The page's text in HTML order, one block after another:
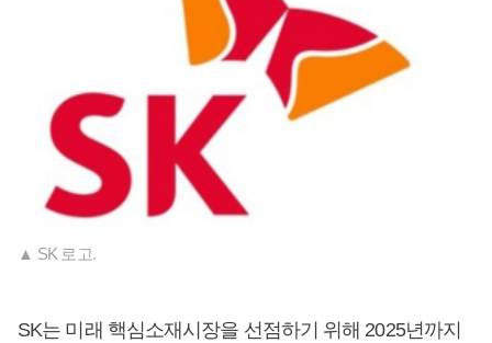
▲ SK 로고.
SK는 미래 핵심소재시장을 선점하기 위해 2025년까지